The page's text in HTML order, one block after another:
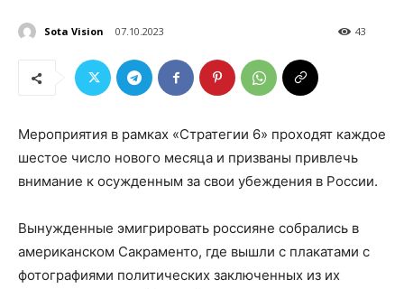
Sota Vision 07.10.2023 43
Мероприятия в рамках «Стратегии 6» проходят каждое
шестое число нового месяца и призваны привлечь
внимание к осужденным за свои убеждения в России.
Вынужденные эмигрировать россияне собрались в
американском Сакраменто, где вышли с плакатами с
фотографиями политических заключенных из их